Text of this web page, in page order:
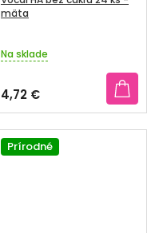
mäta
Na sklade
4,72 €
Prírodné